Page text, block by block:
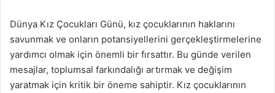
Dünya Kız Çocukları Günü, kız çocuklarının haklarını
savunmak ve onların potansiyellerini gerçekleştirmelerine
yardımcı olmak için önemli bir fırsattır. Bu günde verilen
mesajlar, toplumsal farkındalığı artırmak ve değişim
yaratmak için kritik bir öneme sahiptir. Kız çocuklarının